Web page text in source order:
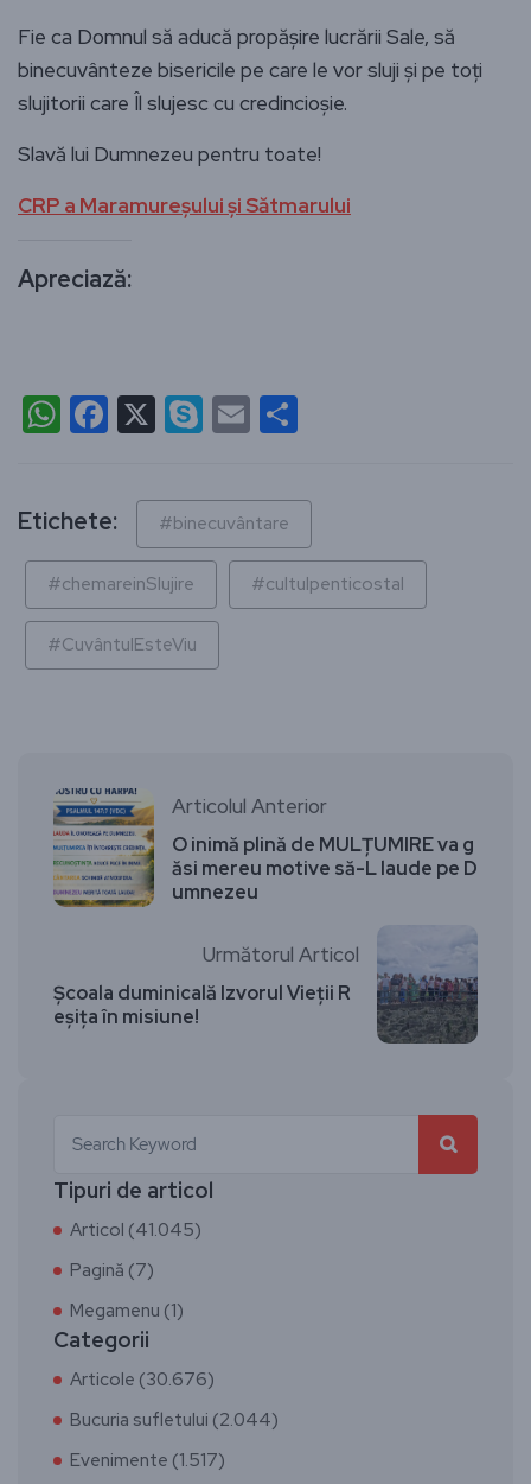
Fie ca Domnul să aducă propășire lucrării Sale, să
binecuvânteze bisericile pe care le vor sluji și pe toți
slujitorii care Îl slujesc cu credincioșie.
Slavă lui Dumnezeu pentru toate!
CRP a Maramureșului și Sătmarului
Apreciază:
WhatsApp
Facebook
X Skype
Email
Etichete: #binecuvântare
#chemareinSlujire #cultulpenticostal
#CuvântulEsteViu
Articolul Anterior
O inimă plină de MULȚUMIRE va g
ăsi mereu motive să-L laude pe D
umnezeu
Următorul Articol
Școala duminicală Izvorul Vieții R
eșița în misiune!
Tipuri de articol
Articol (41.045)
Pagină (7)
Megamenu (1)
Categorii
Articole (30.676)
Bucuria sufletului (2.044)
Evenimente (1.517)